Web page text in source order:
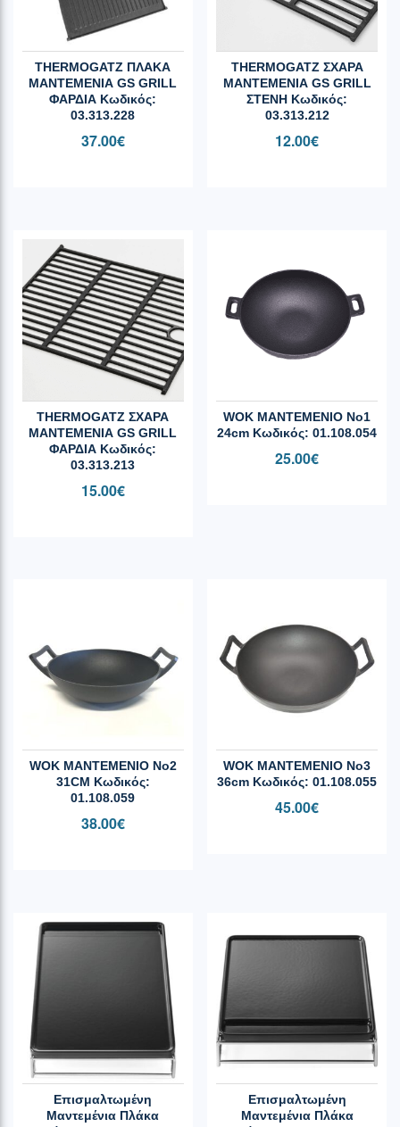
THERMOGATZ ΠΛΑΚΑ
ΜΑΝΤΕΜΕΝΙΑ GS GRILL
ΦΑΡΔΙΑ Κωδικός:
03.313.228
37.00€
THERMOGATZ ΣΧΑΡΑ
ΜΑΝΤΕΜΕΝΙΑ GS GRILL
ΣΤΕΝΗ Κωδικός:
03.313.212
12.00€
THERMOGATZ ΣΧΑΡΑ
ΜΑΝΤΕΜΕΝΙΑ GS GRILL
ΦΑΡΔΙΑ Κωδικός:
03.313.213
15.00€
WOK ΜΑΝΤΕΜΕΝΙΟ Νο1
24cm Κωδικός: 01.108.054
25.00€
WOK ΜΑΝΤΕΜΕΝΙΟ Νο2
31CM Κωδικός:
01.108.059
38.00€
WOK ΜΑΝΤΕΜΕΝΙΟ Νο3
36cm Κωδικός: 01.108.055
45.00€
Επισμαλτωμένη
Μαντεμένια Πλάκα
Επισμαλτωμένη
Μαντεμένια Πλάκα